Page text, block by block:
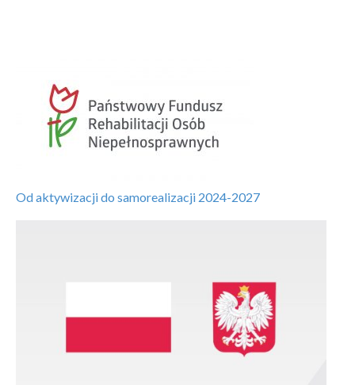
Od aktywizacji do samorealizacji 2024-2027